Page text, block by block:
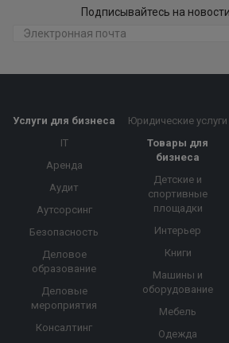
Подписывайтесь на
Услуги для бизнеса
IT
Аренда
Аудит
Аутсорсинг
Безопасность
Деловое
образование
Деловые
мероприятия
Консалтинг
Юридические услуги
Товары для
бизнеса
Детские и
спортивные
площадки
Интерьер
Книги
Машины и
оборудование
Мебель
Одежда